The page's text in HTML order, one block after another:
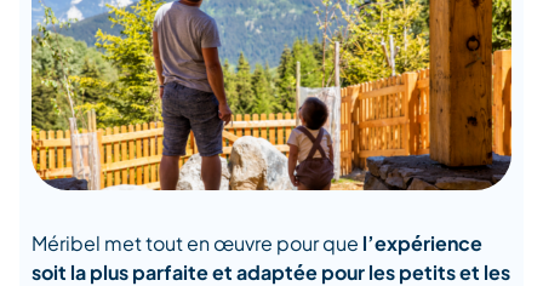
Méribel met tout en œuvre pour que l’expérience
soit la plus parfaite et adaptée pour les petits et les